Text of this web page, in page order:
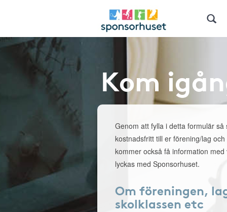
Kom
Genom att fylla i detta formulär så
kostnadsfritt till er förening/lag
kommer också få information
lyckas med Sponsorhuset.
Om föreningen,
skolklassen etc